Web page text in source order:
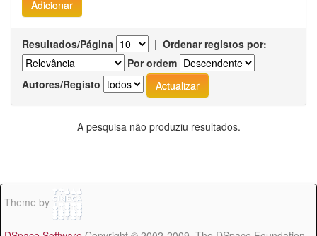
Resultados/Página | Ordenar registos por:
Por ordem
Autores/Registo
A pesquisa não produziu resultados.
Theme by